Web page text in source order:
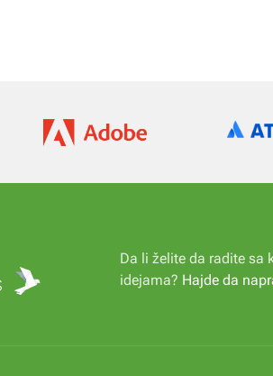
Da li želite da radite sa
idejama? Hajde da